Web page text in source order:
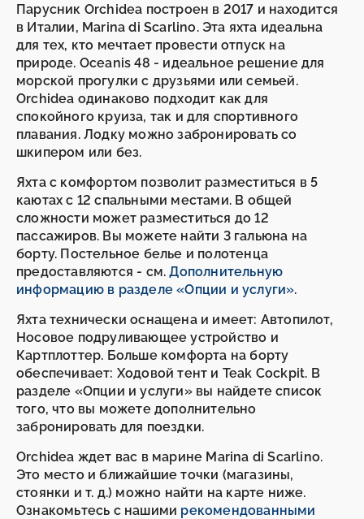
Парусник Orchidea построен в 2017 и находится
в Италии, Marina di Scarlino. Эта яхта идеальна
для тех, кто мечтает провести отпуск на
природе. Oceanis 48 - идеальное решение для
морской прогулки с друзьями или семьей.
Orchidea одинаково подходит как для
спокойного круиза, так и для спортивного
плавания. Лодку можно забронировать со
шкипером или без.
Яхта с комфортом позволит разместиться в 5
каютах с 12 спальными местами. В общей
сложности может разместиться до 12
пассажиров. Вы можете найти 3 гальюна на
борту. Постельное белье и полотенца
предоставляются - см.Дополнительную
информацию в разделе «Опции и услуги».
Яхта технически оснащена и имеет: Автопилот,
Носовое подруливающее устройство и
Картплоттер. Больше комфорта на борту
обеспечивает: Ходовой тент и Teak Cockpit. В
разделе «Опции и услуги» вы найдете список
того, что вы можете дополнительно
забронировать для поездки.
Orchidea ждет вас в марине Marina di Scarlino.
Это место и ближайшие точки (магазины,
стоянки и т. д.) можно найти на карте ниже.
Ознакомьтесь с нашими рекомендованными